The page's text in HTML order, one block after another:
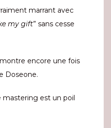
marrant avec
my gift” sans cesse
montre encore une fois
Doseone.
mastering est un poil